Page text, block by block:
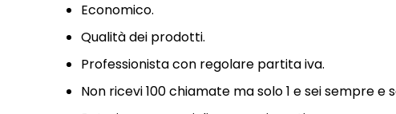
Economico.
Qualità dei prodotti.
Professionista con regolare partita iva.
Non ricevi 100 chiamate ma solo 1 e sei sempre e